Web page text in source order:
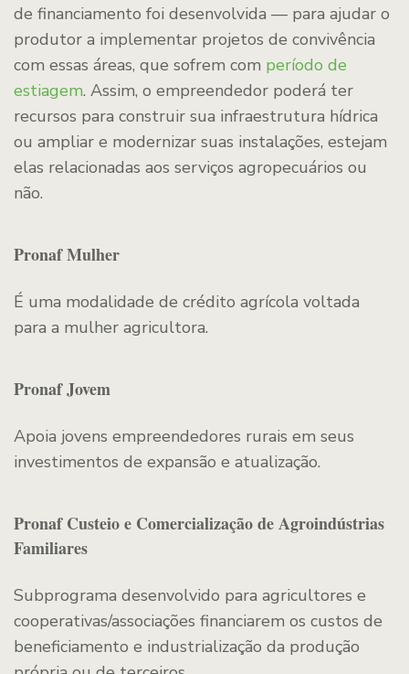
de financiamento foi desenvolvida — para ajudar o
produtor a implementar projetos de convivência
com essas áreas, que sofrem com período de
estiagem. Assim, o empreendedor poderá ter
recursos para construir sua infraestrutura hídrica
ou ampliar e modernizar suas instalações, estejam
elas relacionadas aos serviços agropecuários ou
não.
Pronaf Mulher
É uma modalidade de crédito agrícola voltada
para a mulher agricultora.
Pronaf Jovem
Apoia jovens empreendedores rurais em seus
investimentos de expansão e atualização.
Pronaf Custeio e Comercialização de Agroindústrias
Familiares
Subprograma desenvolvido para agricultores e
cooperativas/associações financiarem os custos de
beneficiamento e industrialização da produção